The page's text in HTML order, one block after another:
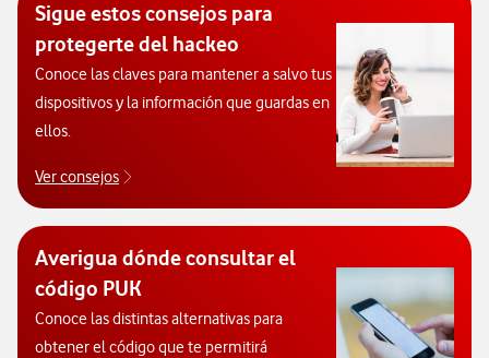
Sigue estos consejos para
protegerte del hackeo
Conoce las claves para mantener a salvo tus
dispositivos y la información que guardas en
ellos.
Ver consejos
Averigua dónde consultar el
código PUK
Conoce las distintas alternativas para
obtener el código que te permitirá